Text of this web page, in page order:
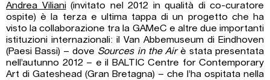
Andrea Viliani(invitato nel 2012 in qualità di co-curatore
ospite) è la terza e ultima tappa di un progetto che ha
visto la collaborazione tra la GAMeC e altre due importanti
istituzioni internazionali: il Van Abbemuseum di Eindhoven
(Paesi Bassi) – dove Sources in the Airè stata presentata
nell’autunno 2012 – e il BALTIC Centre for Contemporary
Art di Gateshead (Gran Bretagna) – che l’ha ospitata nella